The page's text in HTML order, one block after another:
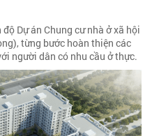
Dự án Chung cư nhà ở xã hội
từng bước hoàn thiện các
người dân có nhu cầu ở thực.